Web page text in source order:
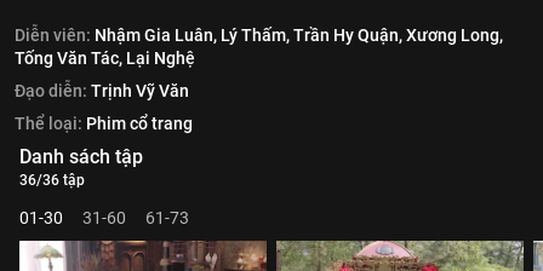
Diễn viên: Nhậm Gia Luân, Lý Thấm,Trần Hy Quận,Xương Long,
Tống Văn Tác, Lại Nghệ
Đạo diễn: Trịnh Vỹ Văn
Thể loại: Phim cổ trang
Danh sách tập
36/36 tập
01-30 31-60 61-73